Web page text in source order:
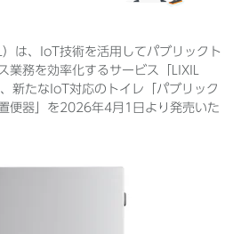
は、IoT技術を活用してパブリックト
業務を効率化するサービス「LIXIL
新たなIoT対応のトイレ「パブリック
便器」を2026年4月1日より発売いた